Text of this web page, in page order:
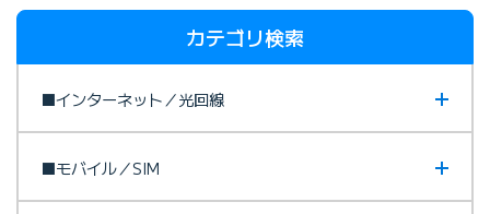
カテゴリ検索
■インターネット／光回線
■モバイル／SIM